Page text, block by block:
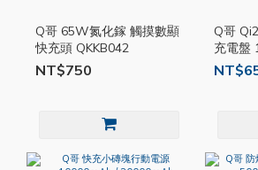
Q哥 65W氮化鎵 觸摸數顯
快充頭 QKKB042
NT$750
Q哥
充電盤